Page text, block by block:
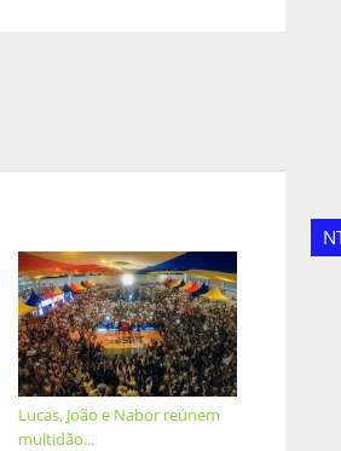
Lucas, João e Nabor reúnem
multidão...